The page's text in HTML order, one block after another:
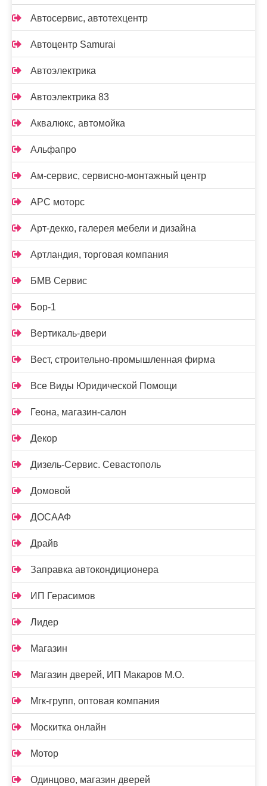
Автосервис, автотехцентр
Автоцентр Samurai
Автоэлектрика
Автоэлектрика 83
Аквалюкс, автомойка
Альфапро
Ам-сервис, сервисно-монтажный центр
АРС моторс
Арт-декко, галерея мебели и дизайна
Артландия, торговая компания
БМВ Сервис
Бор-1
Вертикаль-двери
Вест, строительно-промышленная фирма
Все Виды Юридической Помощи
Геона, магазин-салон
Декор
Дизель-Сервис. Севастополь
Домовой
ДОСААФ
Драйв
Заправка автокондиционера
ИП Герасимов
Лидер
Магазин
Магазин дверей, ИП Макаров М.О.
Мгк-групп, оптовая компания
Москитка онлайн
Мотор
Одинцово, магазин дверей